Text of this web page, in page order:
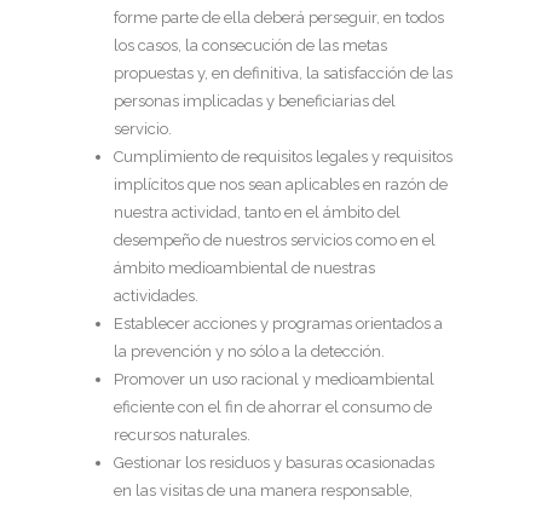
forme parte de ella deberá perseguir, en todos
los casos, la consecución de las metas
propuestas y, en definitiva, la satisfacción de las
personas implicadas y beneficiarias del
servicio.
Cumplimiento de requisitos legales y requisitos
implícitos que nos sean aplicables en razón de
nuestra actividad, tanto en el ámbito del
desempeño de nuestros servicios como en el
ámbito medioambiental de nuestras
actividades.
Establecer acciones y programas orientados a
la prevención y no sólo a la detección.
Promover un uso racional y medioambiental
eficiente con el fin de ahorrar el consumo de
recursos naturales.
Gestionar los residuos y basuras ocasionadas
en las visitas de una manera responsable,